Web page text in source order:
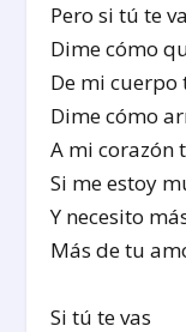
Pero si tú te
Dime cómo
De mi
Dime cómo
A mi corazón
Si me estoy
Y necesito
Más de tu
Si tú te vas